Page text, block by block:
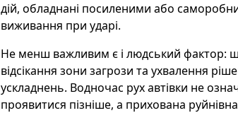
дій, обладнані посиленими або
виживання при ударі.
Не менш важливим є і людський фактор:
відсікання зони загрози та ухвалення
ускладнень. Водночас рух автівки не
проявитися пізніше, а прихована